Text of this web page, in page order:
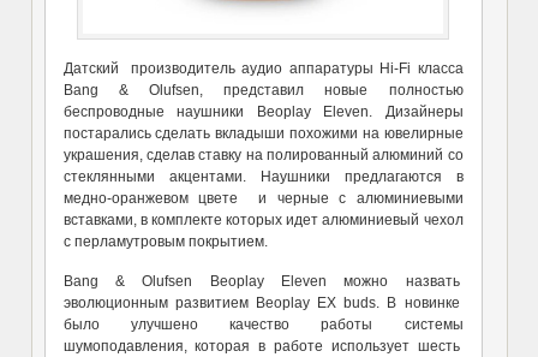
Датский производитель аудио аппаратуры Hi-Fi класса
Bang & Olufsen, представил новые полностью
беспроводные наушники Beoplay Eleven. Дизайнеры
постарались сделать вкладыши похожими на ювелирные
украшения, сделав ставку на полированный алюминий со
стеклянными акцентами. Наушники предлагаются в
медно-оранжевом цвете и черные с алюминиевыми
вставками, в комплекте которых идет алюминиевый чехол
с перламутровым покрытием.
Bang & Olufsen Beoplay Eleven можно назвать
эволюционным развитием Beoplay EX buds. В новинке
было улучшено качество работы системы
шумоподавления, которая в работе использует шесть